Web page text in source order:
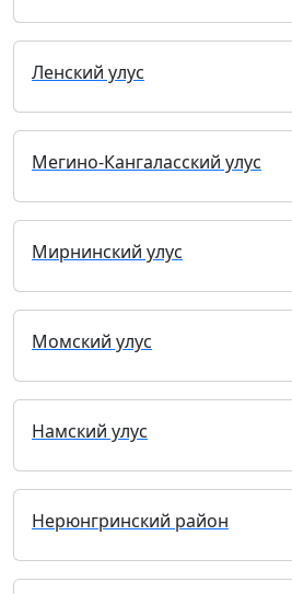
Ленский улус
Мегино-Кангаласский улус
Мирнинский улус
Момский улус
Намский улус
Нерюнгринский район